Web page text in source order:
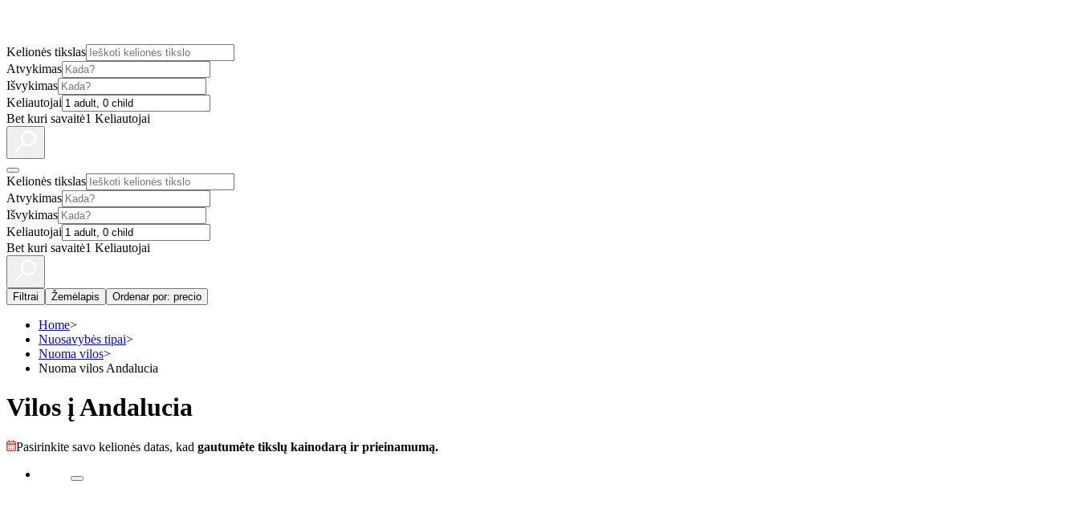
Kelionės tikslas
Atvykimas
Išvykimas
Keliautojai
Bet kuri savaitė1 Keliautojai
Kelionės tikslas
Atvykimas
Išvykimas
Keliautojai
Bet kuri savaitė1 Keliautojai
Filtrai Žemėlapis Ordenar por: precio
Home>
Nuosavybės tipai>
Nuoma vilos>
Nuoma vilos Andalucia
Vilos į Andalucia
Pasirinkite savo kelionės datas, kad gautumėte tikslų kainodarą ir prieinamumą.